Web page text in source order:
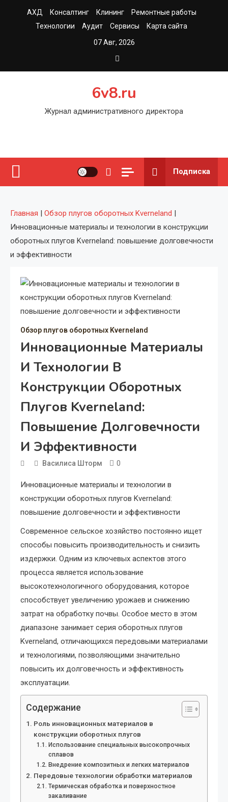
АХД Консалтинг Клининг
Ремонтные работы
Технологии
Аудит Сервисы
Карта сайта
07 Авг, 2026
6v8.ru
Журнал административного директора
Подписка
Главная | Обзор плугов оборотных Kverneland |
Инновационные материалы и технологии в конструкции
оборотных плугов Kverneland: повышение долговечности
и эффективности
Обзор плугов оборотных Kverneland
Инновационные Материалы
И Технологии В
Конструкции Оборотных
Плугов Kverneland:
Повышение Долговечности
И Эффективности
Василиса Шторм 0
Инновационные материалы и технологии в
конструкции оборотных плугов Kverneland:
повышение долговечности и эффективности
Современное сельское хозяйство постоянно ищет
способы повысить производительность и снизить
издержки. Одним из ключевых аспектов этого
процесса является использование
высокотехнологичного оборудования, которое
способствует увеличению урожаев и снижению
затрат на обработку почвы. Особое место в этом
диапазоне занимает серия оборотных плугов
Kverneland, отличающихся передовыми материалами
и технологиями, позволяющими значительно
повысить их долговечность и эффективность
эксплуатации.
Содержание
Роль инновационных материалов в
конструкции оборотных плугов
Использование специальных высокопрочных
сплавов
Внедрение композитных и легких материалов
Передовые технологии обработки материалов
Термическая обработка и поверхностное
закаливание